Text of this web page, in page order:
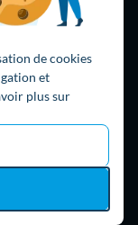
de cookies
et
plus sur